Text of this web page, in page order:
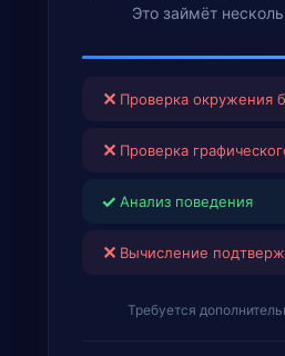
Это займёт
✕ Проверка окружения
✕ Проверка
✓ Анализ поведения
✕ Вычисление
Требуется